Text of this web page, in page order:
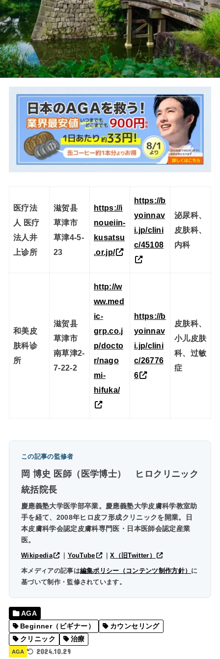
医疗法
人 医疗
法人井
上诊所
滋贺县
草津市
草津4-5-
23
https://i
noueiin-
kusatsu
.or.jp/
https://b
yoinnav
i.jp/clini
c/45108
泌尿科、
皮肤科、
内科
和美皮
肤科诊
所
滋贺县
草津市
南草津2-
7-22-2
http://w
ww.med
ic-
grp.co.j
p/docto
r/nago
mi-
hifuka/
https://b
yoinnav
i.jp/clini
c/26776
6
皮肤科、
小儿皮肤
科、过敏
症
この記事の監修者
岡 博史 医師（医学博士）
ヒロクリニック
統括院長
慶應義塾大学医学部卒業。慶應義塾大学皮膚科学教室助
手を経て、2008年ヒロ皮フ形成クリニックを開業。日
本皮膚科学会認定皮膚科専門医・日本医師会認定産業
医。
Wikipedia ｜ YouTube ｜X（旧Twitter）
本メディアの記事は編集ポリシー（コンテンツ制作方針） に
基づいて制作・監修されています。
AGA
Beginner（ビギナー）
カウンセリング
クリニック
治療
AGA 2024.10.29